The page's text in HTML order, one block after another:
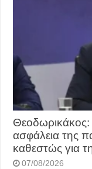
Θεοδωρικάκος:
ασφάλεια της
καθεστώς για
07/08/2026